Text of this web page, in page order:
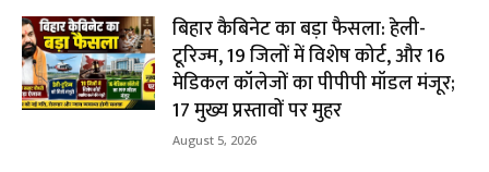
बिहार कैबिनेट का बड़ा फैसला: हेली-
टूरिज्म, 19 जिलों में विशेष कोर्ट, और 16
मेडिकल कॉलेजों का पीपीपी मॉडल मंजूर;
17 मुख्य प्रस्तावों पर मुहर
August 5, 2026